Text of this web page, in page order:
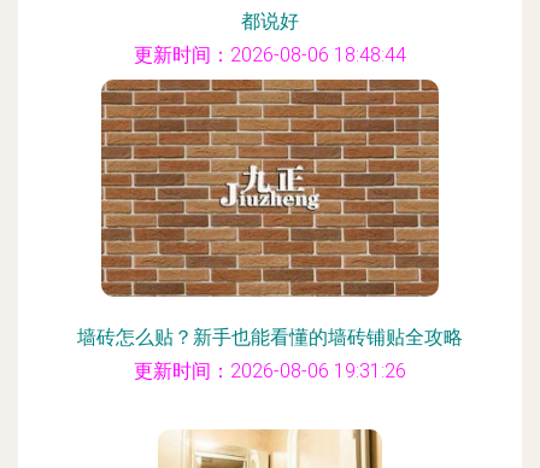
都说好
更新时间：2026-08-06 18:48:44
墙砖怎么贴？新手也能看懂的墙砖铺贴全攻略
更新时间：2026-08-06 19:31:26